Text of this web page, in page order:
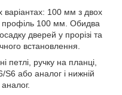
100 мм з двох
профіль 100 мм. Обидва
дверей у прорізі та
встановлення.
петлі, ручку на планці,
S6 або аналог і нижній